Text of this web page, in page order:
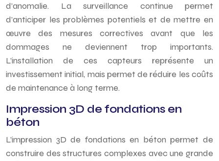
d’anomalie. La surveillance continue permet
d’anticiper les problèmes potentiels et de mettre en
œuvre des mesures correctives avant que les
dommages ne deviennent trop importants.
L’installation de ces capteurs représente un
investissement initial, mais permet de réduire les coûts
de maintenance à long terme.
Impression 3D de fondations en
béton
L’impression 3D de fondations en béton permet de
construire des structures complexes avec une grande